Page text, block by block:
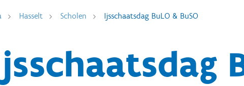
Hasselt Scholen Ijsschaatsdag BuLO & BuSO